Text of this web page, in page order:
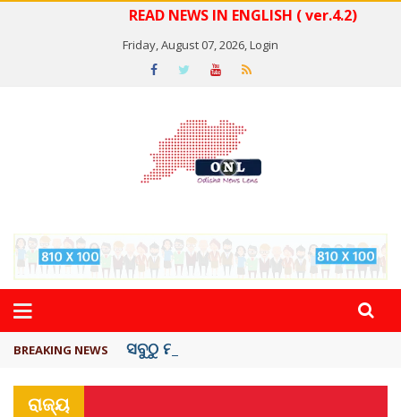
READ NEWS IN ENGLISH ( ver.4.2)
Friday, August 07, 2026,Login
BREAKING NEWS ସବୁଠୁ ମହଙ୍ଗା ସେଲିବ୍ରିଟି ଶାହରୁଖ ଖାନ୍
ରାଜ୍ୟ